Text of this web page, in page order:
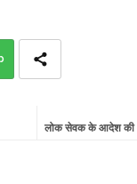
लोक सेवक के आदेश की